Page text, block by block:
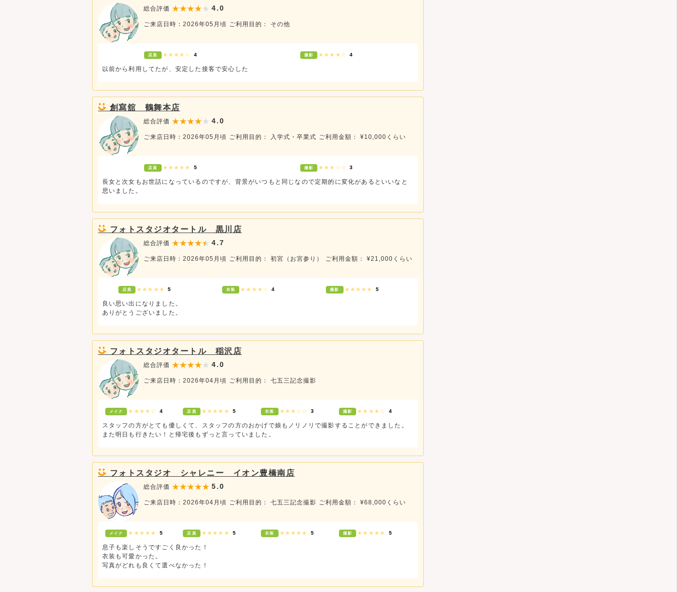
総合評価 4.0
ご来店日時：2026年05月頃 ご利用目的： その他
店員 ★★★★☆ 4 撮影 ★★★★☆ 4
以前から利用してたが、安定した接客で安心した
創寫舘 鶴舞本店
総合評価 4.0
ご来店日時：2026年05月頃 ご利用目的： 入学式・卒業式 ご利用金額： ¥10,000くらい
店員 ★★★★★ 5 撮影 ★★★☆☆ 3
長女と次女もお世話になっているのですが、背景がいつもと同じなので定期的に変化があるといいなと
思いました。
フォトスタジオタートル 黒川店
総合評価 4.7
ご来店日時：2026年05月頃 ご利用目的： 初宮（お宮参り） ご利用金額： ¥21,000くらい
店員 ★★★★★ 5 衣装 ★★★★☆ 4 撮影 ★★★★★ 5
良い思い出になりました。
ありがとうございました。
フォトスタジオタートル 稲沢店
総合評価 4.0
ご来店日時：2026年04月頃 ご利用目的： 七五三記念撮影
メイク ★★★★☆ 4 店員 ★★★★★ 5 衣装 ★★★☆☆ 3 撮影 ★★★★☆ 4
スタッフの方がとても優しくて、スタッフの方のおかげで娘もノリノリで撮影することができました。
また明日も行きたい！と帰宅後もずっと言っていました。
フォトスタジオ シャレニー イオン豊橋南店
総合評価 5.0
ご来店日時：2026年04月頃 ご利用目的： 七五三記念撮影 ご利用金額： ¥68,000くらい
メイク ★★★★★ 5 店員 ★★★★★ 5 衣装 ★★★★★ 5 撮影 ★★★★★ 5
息子も楽しそうですごく良かった！
衣装も可愛かった。
写真がどれも良くて選べなかった！